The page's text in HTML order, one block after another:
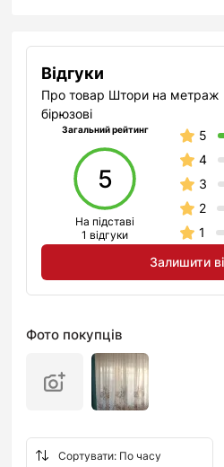
Відгуки
Про товар Штори на метраж
бірюзові
Загальний рейтинг
5
На підставі
1 відгуки
5
4
3
2
1
Залишити
Фото покупців